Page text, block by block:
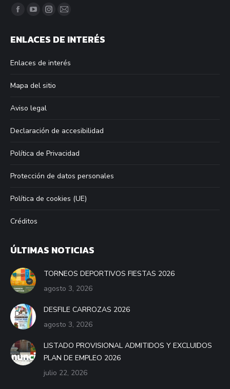
Find us on:
Facebook
opens
new
window
YouTube
opens
new
window
Instagram
opens
new
window
Mail
opens
new
ENLACES DE INTERÉS
Enlaces de interés
Mapa del sitio
Aviso legal
Declaración de accesibilidad
Política de Privacidad
Protección de datos personales
Política de cookies (UE)
Créditos
ÚLTIMAS NOTICIAS
TORNEOS DEPORTIVOS FIESTAS 2026
agosto 3, 2026
DESFILE CARROZAS 2026
agosto 3, 2026
LISTADO PROVISIONAL ADMITIDOS Y EXCLUIDOS
PLAN DE EMPLEO 2026
julio 22, 2026